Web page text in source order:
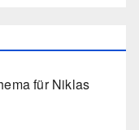
für Niklas